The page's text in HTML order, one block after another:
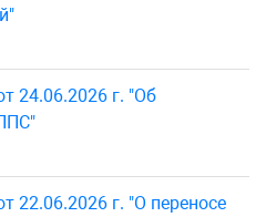
24.06.2026 г. "Об
22.06.2026 г. "О переносе